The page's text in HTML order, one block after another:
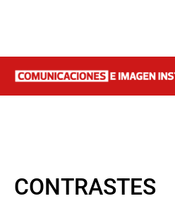
CONTRASTES